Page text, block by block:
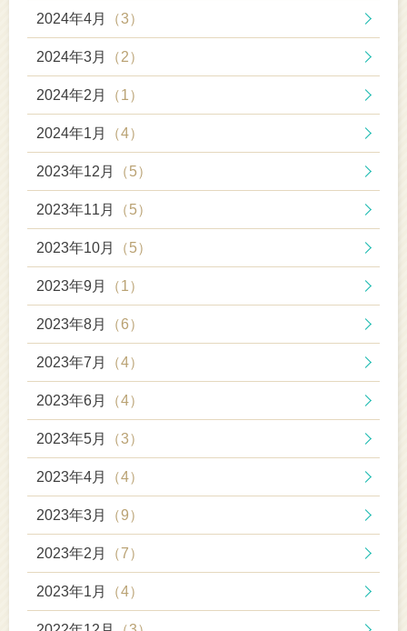
2024年4月 （3）
2024年3月 （2）
2024年2月 （1）
2024年1月 （4）
2023年12月 （5）
2023年11月 （5）
2023年10月 （5）
2023年9月 （1）
2023年8月 （6）
2023年7月 （4）
2023年6月 （4）
2023年5月 （3）
2023年4月 （4）
2023年3月 （9）
2023年2月 （7）
2023年1月 （4）